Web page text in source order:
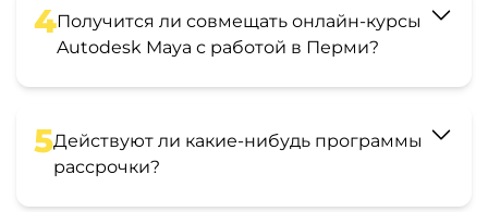
4Получится ли совмещать онлайн-курсы
Autodesk Maya с работой в Перми?
5Действуют ли какие-нибудь программы
рассрочки?